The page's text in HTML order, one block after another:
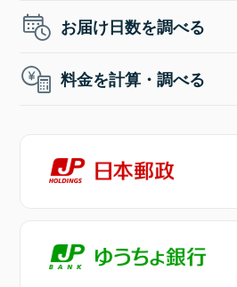
お届け日数を調べる
料金を計算・調べる